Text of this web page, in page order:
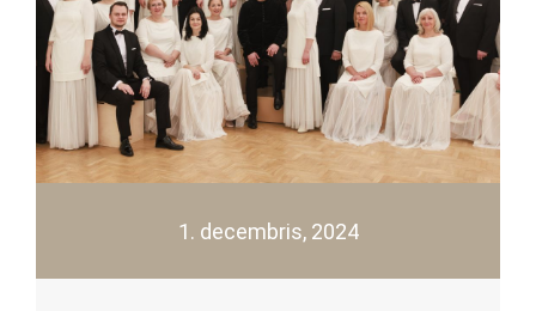
1. decembris, 2024